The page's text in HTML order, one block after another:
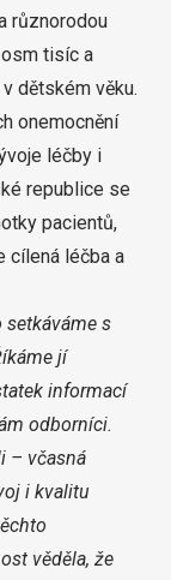
různorodou
tisíc a
dětském věku.
onemocnění
léčby i
republice se
pacientů,
cílená léčba a
setkáváme s
jí
informací
odborníci.
– včasná
i kvalitu
věděla, že